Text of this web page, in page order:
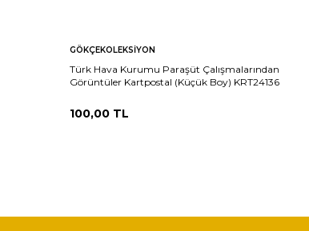
GÖKÇEKOLEKSIYON
Türk Hava Kurumu Paraşüt Çalışmalarından
Görüntüler Kartpostal (Küçük Boy) KRT24136
100,00 TL